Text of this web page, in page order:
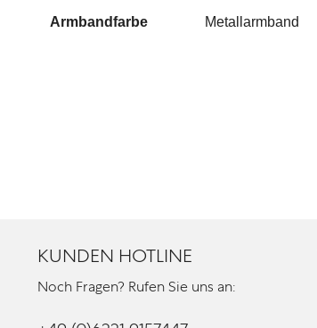
Armbandfarbe Metallarmband
KUNDEN HOTLINE
Noch Fragen? Rufen Sie uns an: